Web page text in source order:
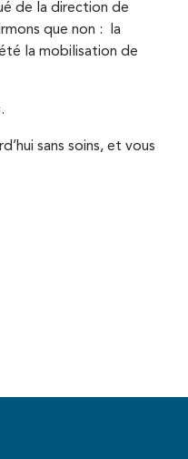
de la direction de
que non : la
la mobilisation de
sans soins, et vous